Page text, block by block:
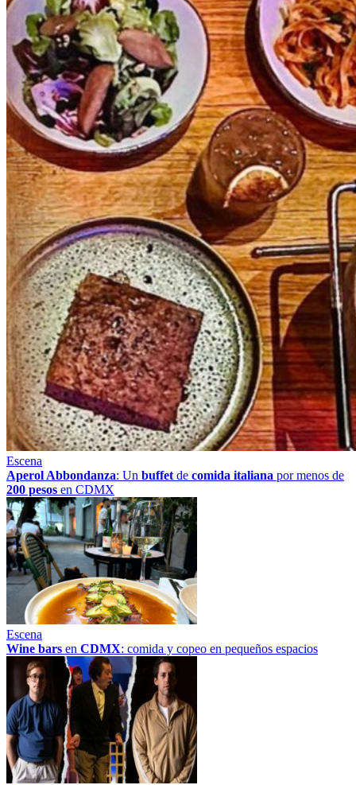
Escena
Aperol Abbondanza: Un buffet de comida italiana por menos de
200 pesos en CDMX
Escena
Wine bars en CDMX: comida y copeo en pequeños espacios